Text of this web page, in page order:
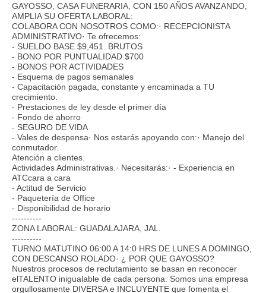
GAYOSSO, CASA FUNERARIA, CON 150 AÑOS AVANZANDO,
AMPLIA SU OFERTA LABORAL:
COLABORA CON NOSOTROS COMO:· RECEPCIONISTA
ADMINISTRATIVO· Te ofrecemos:
- SUELDO BASE $9,451. BRUTOS
- BONO POR PUNTUALIDAD $700
- BONOS POR ACTIVIDADES
- Esquema de pagos semanales
- Capacitación pagada, constante y encaminada a TU
crecimiento.
- Prestaciones de ley desde el primer día
- Fondo de ahorro
- SEGURO DE VIDA
- Vales de despensa· Nos estarás apoyando con:· Manejo del
conmutador.
Atención a clientes.
Actividades Administrativas.· Necesitarás:· - Experiencia en
ATCcara a cara
- Actitud de Servicio
- Paquetería de Office
- Disponibilidad de horario
----------
ZONA LABORAL: GUADALAJARA, JAL.
----------
TURNO MATUTINO 06:00 A 14:0 HRS DE LUNES A DOMINGO,
CON DESCANSO ROLADO· ¿ POR QUE GAYOSSO?
Nuestros procesos de reclutamiento se basan en reconocer
elTALENTO inigualable de cada persona. Somos una empresa
orgullosamente DIVERSA e INCLUYENTE que fomenta el